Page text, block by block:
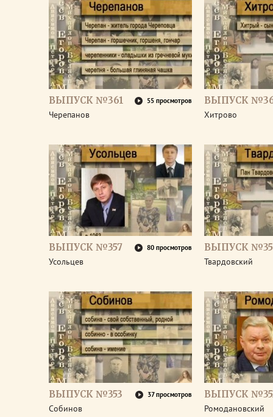
ВЫПУСК №361 55 просмотров
Черепанов
ВЫПУСК
Хитрово
ВЫПУСК №357 80 просмотров
Усольцев
ВЫПУСК
Твардовский
ВЫПУСК №353 37 просмотров
Собинов
ВЫПУСК
Ромодановский